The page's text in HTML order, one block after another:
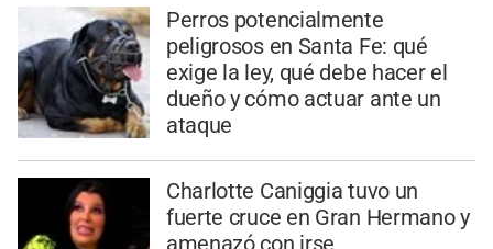
Perros potencialmente
peligrosos en Santa Fe: qué
exige la ley, qué debe hacer el
dueño y cómo actuar ante un
ataque
Charlotte Caniggia tuvo un
fuerte cruce en Gran Hermano y
amenazó con irse